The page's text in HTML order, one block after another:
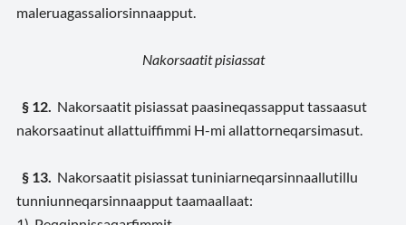
maleruagassaliorsinnaapput.
Nakorsaatit pisiassat
§ 12. Nakorsaatit pisiassat paasineqassapput tassaasut
nakorsaatinut allattuiffimmi H-mi allattorneqarsimasut.
§ 13. Nakorsaatit pisiassat tuniniarneqarsinnaallutillu
tunniunneqarsinnaapput taamaallaat: